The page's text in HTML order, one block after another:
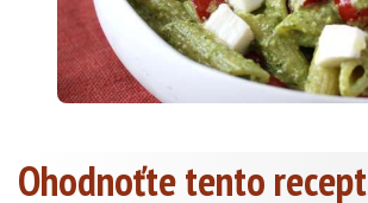
Ohodnoťte tento recept